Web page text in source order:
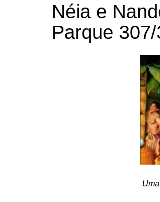
Néia e
Parque